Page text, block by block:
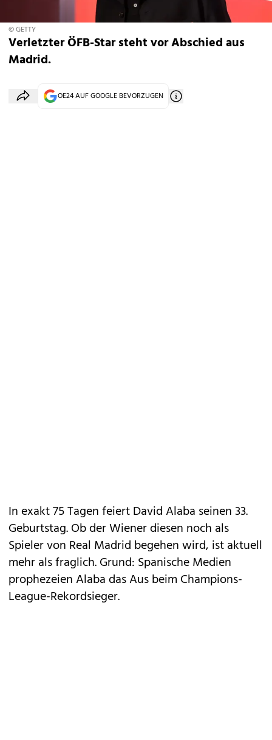
© GETTY
Verletzter ÖFB-Star steht vor Abschied aus
Madrid.
OE24 AUF GOOGLE BEVORZUGEN
In exakt 75 Tagen feiert David Alaba seinen 33.
Geburtstag. Ob der Wiener diesen noch als
Spieler von Real Madrid begehen wird, ist aktuell
mehr als fraglich. Grund: Spanische Medien
prophezeien Alaba das Aus beim Champions-
League-Rekordsieger.